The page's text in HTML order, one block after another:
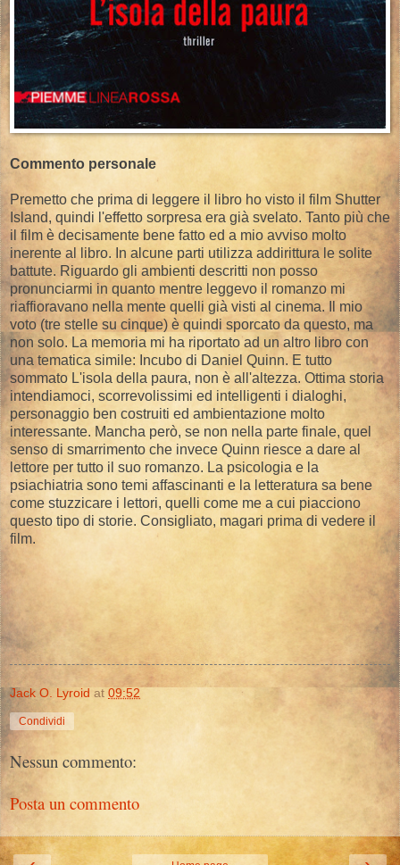
Commento personale
Premetto che prima di leggere il libro ho visto il film Shutter
Island, quindi l'effetto sorpresa era già svelato. Tanto più che
il film è decisamente bene fatto ed a mio avviso molto
inerente al libro. In alcune parti utilizza addirittura le solite
battute. Riguardo gli ambienti descritti non posso
pronunciarmi in quanto mentre leggevo il romanzo mi
riaffioravano nella mente quelli già visti al cinema. Il mio
voto (tre stelle su cinque) è quindi sporcato da questo, ma
non solo. La memoria mi ha riportato ad un altro libro con
una tematica simile: Incubo di Daniel Quinn. E tutto
sommato L'isola della paura, non è all'altezza. Ottima storia
intendiamoci, scorrevolissimi ed intelligenti i dialoghi,
personaggio ben costruiti ed ambientazione molto
interessante. Mancha però, se non nella parte finale, quel
senso di smarrimento che invece Quinn riesce a dare al
lettore per tutto il suo romanzo. La psicologia e la
psiachiatria sono temi affascinanti e la letteratura sa bene
come stuzzicare i lettori, quelli come me a cui piacciono
questo tipo di storie. Consigliato, magari prima di vedere il
film.
Jack O. Lyroid at 09:52
Condividi
Nessun commento:
Posta un commento